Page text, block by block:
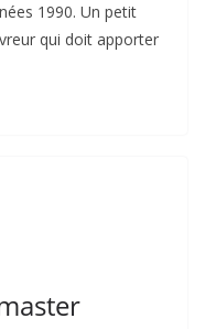
1990. Un petit
qui doit apporter